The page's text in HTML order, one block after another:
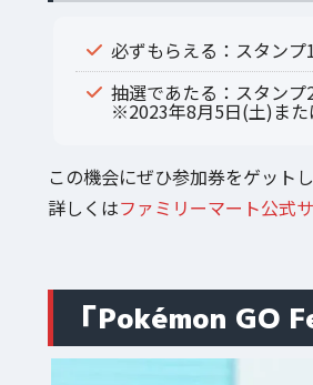
必ずもらえる：スタン
抽選であたる：スタン
※2023年8月5日(土)また
この機会にぜひ参加券をゲット
詳しくはファミリーマート公式
「Pokémon GO